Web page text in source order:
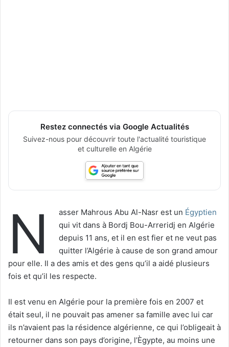
Restez connectés via Google Actualités
Suivez-nous pour découvrir toute l'actualité touristique
et culturelle en Algérie
N asser Mahrous Abu Al-Nasr est un Égyptien
qui vit dans à Bordj Bou-Arreridj en Algérie
depuis 11 ans, et il en est fier et ne veut pas
quitter l’Algérie à cause de son grand amour
pour elle. Il a des amis et des gens qu’il a aidé plusieurs
fois et qu’il les respecte.
Il est venu en Algérie pour la première fois en 2007 et
était seul, il ne pouvait pas amener sa famille avec lui car
ils n’avaient pas la résidence algérienne, ce qui l’obligeait à
retourner dans son pays d’origine, l’Ègypte, au moins une